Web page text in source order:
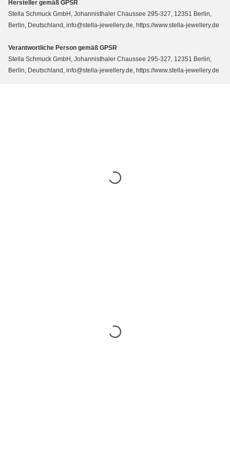
Hersteller gemäß GPSR
Stella Schmuck GmbH, Johannisthaler Chaussee 295-327, 12351 Berlin,
Berlin, Deutschland, info@stella-jewellery.de, https://www.stella-jewellery.de
Verantwortliche Person gemäß GPSR
Stella Schmuck GmbH, Johannisthaler Chaussee 295-327, 12351 Berlin,
Berlin, Deutschland, info@stella-jewellery.de, https://www.stella-jewellery.de